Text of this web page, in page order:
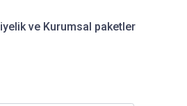
ve Kurumsal paketler